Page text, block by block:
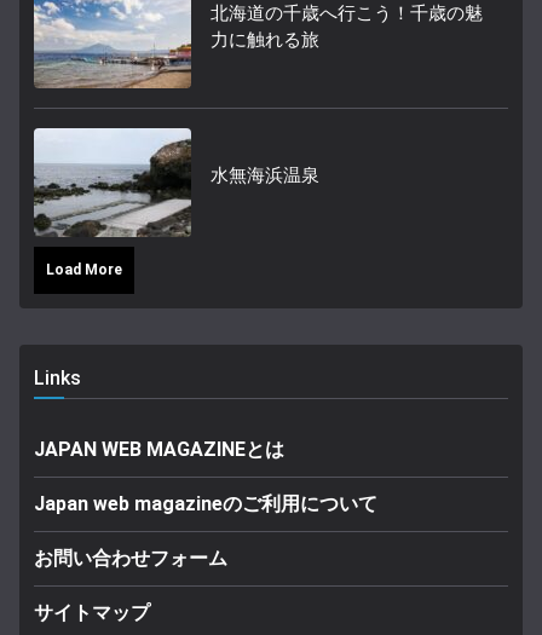
北海道の千歳へ行こう！千歳の魅
力に触れる旅
水無海浜温泉
Load More
Links
JAPAN WEB MAGAZINEとは
Japan web magazineのご利用について
お問い合わせフォーム
サイトマップ